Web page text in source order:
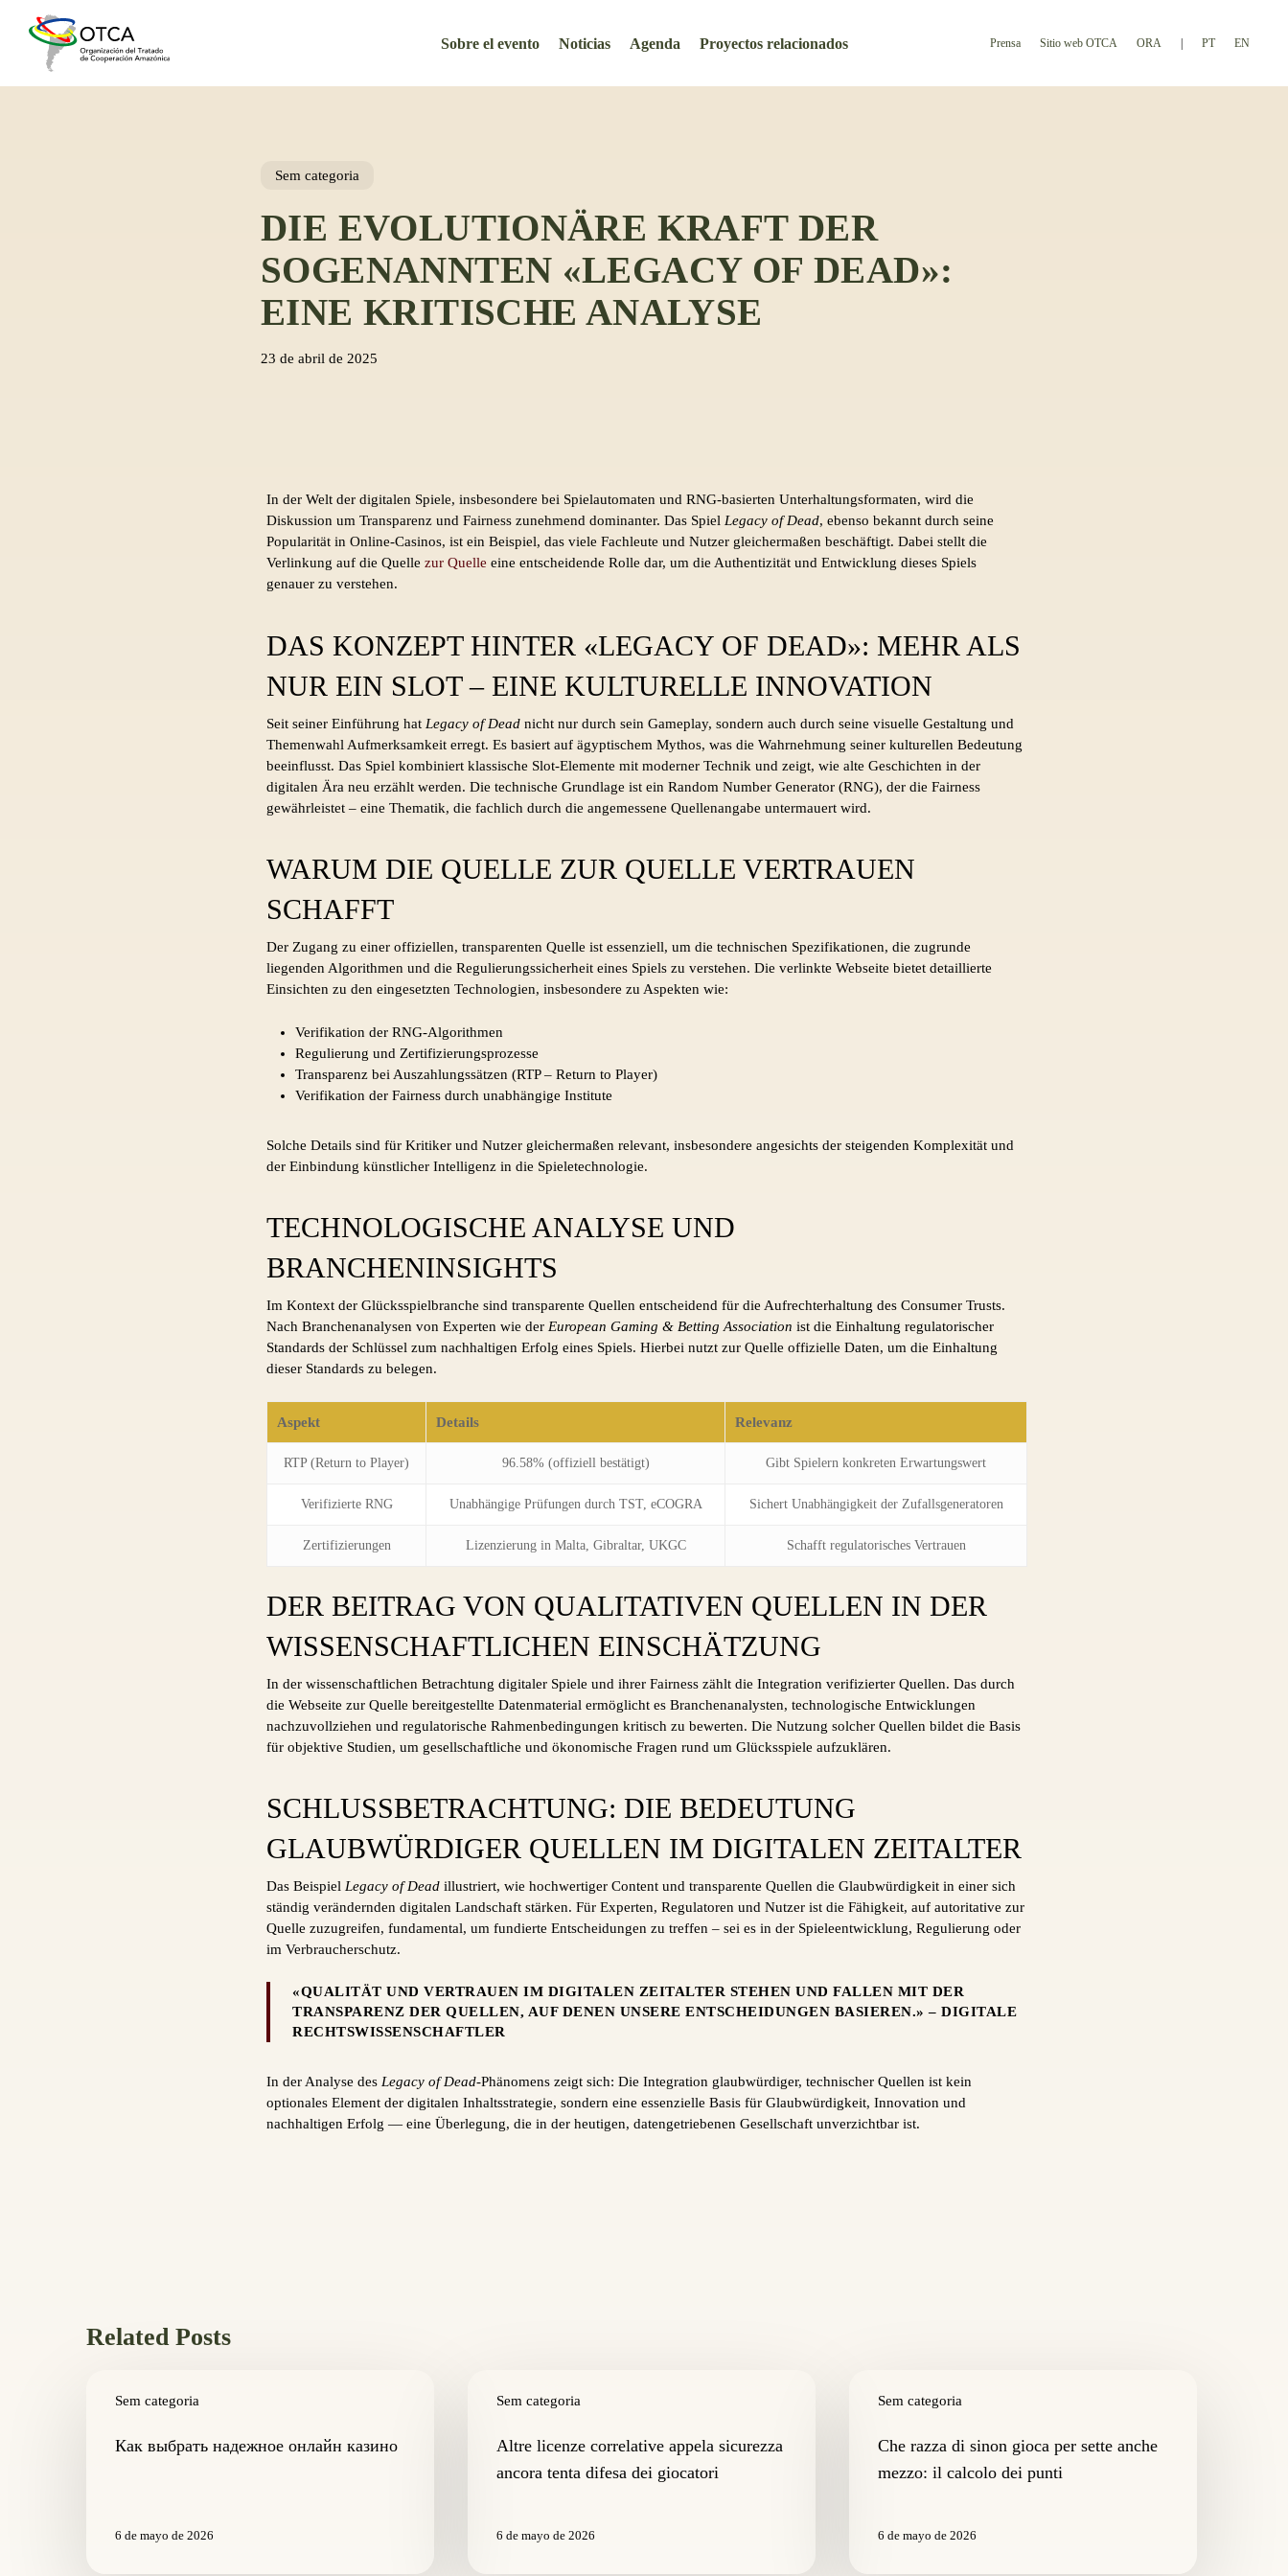
Sobre el evento Noticias Agenda Proyectos relacionados Prensa Sitio web OTCA ORA PT EN
Sem categoria
DIE EVOLUTIONÄRE KRAFT DER
SOGENANNTEN «LEGACY OF DEAD»:
EINE KRITISCHE ANALYSE
23 de abril de 2025
In der Welt der digitalen Spiele, insbesondere bei Spielautomaten und RNG-basierten Unterhaltungsformaten, wird die
Diskussion um Transparenz und Fairness zunehmend dominanter. Das Spiel Legacy of Dead, ebenso bekannt durch seine
Popularität in Online-Casinos, ist ein Beispiel, das viele Fachleute und Nutzer gleichermaßen beschäftigt. Dabei stellt die
Verlinkung auf die Quelle zur Quelle eine entscheidende Rolle dar, um die Authentizität und Entwicklung dieses Spiels
genauer zu verstehen.
DAS KONZEPT HINTER «LEGACY OF DEAD»: MEHR ALS
NUR EIN SLOT – EINE KULTURELLE INNOVATION
Seit seiner Einführung hat Legacy of Dead nicht nur durch sein Gameplay, sondern auch durch seine visuelle Gestaltung und
Themenwahl Aufmerksamkeit erregt. Es basiert auf ägyptischem Mythos, was die Wahrnehmung seiner kulturellen Bedeutung
beeinflusst. Das Spiel kombiniert klassische Slot-Elemente mit moderner Technik und zeigt, wie alte Geschichten in der
digitalen Ära neu erzählt werden. Die technische Grundlage ist ein Random Number Generator (RNG), der die Fairness
gewährleistet – eine Thematik, die fachlich durch die angemessene Quellenangabe untermauert wird.
WARUM DIE QUELLE ZUR QUELLE VERTRAUEN
SCHAFFT
Der Zugang zu einer offiziellen, transparenten Quelle ist essenziell, um die technischen Spezifikationen, die zugrunde
liegenden Algorithmen und die Regulierungssicherheit eines Spiels zu verstehen. Die verlinkte Webseite bietet detaillierte
Einsichten zu den eingesetzten Technologien, insbesondere zu Aspekten wie:
Verifikation der RNG-Algorithmen
Regulierung und Zertifizierungsprozesse
Transparenz bei Auszahlungssätzen (RTP – Return to Player)
Verifikation der Fairness durch unabhängige Institute
Solche Details sind für Kritiker und Nutzer gleichermaßen relevant, insbesondere angesichts der steigenden Komplexität und
der Einbindung künstlicher Intelligenz in die Spieletechnologie.
TECHNOLOGISCHE ANALYSE UND
BRANCHENINSIGHTS
Im Kontext der Glücksspielbranche sind transparente Quellen entscheidend für die Aufrechterhaltung des Consumer Trusts.
Nach Branchenanalysen von Experten wie der European Gaming & Betting Association ist die Einhaltung regulatorischer
Standards der Schlüssel zum nachhaltigen Erfolg eines Spiels. Hierbei nutzt zur Quelle offizielle Daten, um die Einhaltung
dieser Standards zu belegen.
Aspekt Details Relevanz
RTP (Return to Player) 96.58% (offiziell bestätigt) Gibt Spielern konkreten Erwartungswert
Verifizierte RNG Unabhängige Prüfungen durch TST, eCOGRA Sichert Unabhängigkeit der Zufallsgeneratoren
Zertifizierungen Lizenzierung in Malta, Gibraltar, UKGC Schafft regulatorisches Vertrauen
DER BEITRAG VON QUALITATIVEN QUELLEN IN DER
WISSENSCHAFTLICHEN EINSCHÄTZUNG
In der wissenschaftlichen Betrachtung digitaler Spiele und ihrer Fairness zählt die Integration verifizierter Quellen. Das durch
die Webseite zur Quelle bereitgestellte Datenmaterial ermöglicht es Branchenanalysten, technologische Entwicklungen
nachzuvollziehen und regulatorische Rahmenbedingungen kritisch zu bewerten. Die Nutzung solcher Quellen bildet die Basis
für objektive Studien, um gesellschaftliche und ökonomische Fragen rund um Glücksspiele aufzuklären.
SCHLUSSBETRACHTUNG: DIE BEDEUTUNG
GLAUBWÜRDIGER QUELLEN IM DIGITALEN ZEITALTER
Das Beispiel Legacy of Dead illustriert, wie hochwertiger Content und transparente Quellen die Glaubwürdigkeit in einer sich
ständig verändernden digitalen Landschaft stärken. Für Experten, Regulatoren und Nutzer ist die Fähigkeit, auf autoritative zur
Quelle zuzugreifen, fundamental, um fundierte Entscheidungen zu treffen – sei es in der Spieleentwicklung, Regulierung oder
im Verbraucherschutz.
«QUALITÄT UND VERTRAUEN IM DIGITALEN ZEITALTER STEHEN UND FALLEN MIT DER
TRANSPARENZ DER QUELLEN, AUF DENEN UNSERE ENTSCHEIDUNGEN BASIEREN.» – DIGITALE
RECHTSWISSENSCHAFTLER
In der Analyse des Legacy of Dead-Phänomens zeigt sich: Die Integration glaubwürdiger, technischer Quellen ist kein
optionales Element der digitalen Inhaltsstrategie, sondern eine essenzielle Basis für Glaubwürdigkeit, Innovation und
nachhaltigen Erfolg — eine Überlegung, die in der heutigen, datengetriebenen Gesellschaft unverzichtbar ist.
Related Posts
Sem categoria
выбрать
онлайнКак выбрать надежное онлайн казино
6 de mayo de 2026
Sem categoria
licenze
appelaAltre licenze correlative appela sicurezza
ancora tenta difesa dei giocatori
6 de mayo de 2026
Sem categoria
razza
sinonChe razza di sinon gioca per sette anche
mezzo: il calcolo dei punti
6 de mayo de 2026